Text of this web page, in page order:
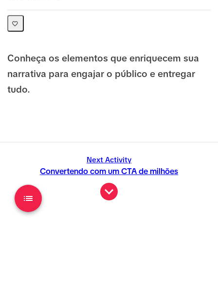
Conheça os elementos que enriquecem sua
narrativa para engajar o público e entregar
tudo.
Next Activity
Convertendo com um CTA de milhões